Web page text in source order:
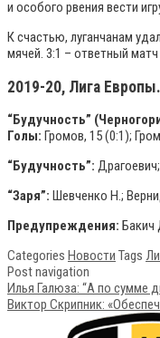
и особого рвения вести
К счастью, луганчанам
мячей. 3:1 – ответный
2019-20, Лига
“Будучность”
Голы: Громов, 15 (0:1);
“Будучность”:
“Заря”: Шевченко Н.;
Предупреждения: Бакич
Categories Новости Tags
Post navigation
Илья Галюза: “А по сумме
Виктор Скрипник: